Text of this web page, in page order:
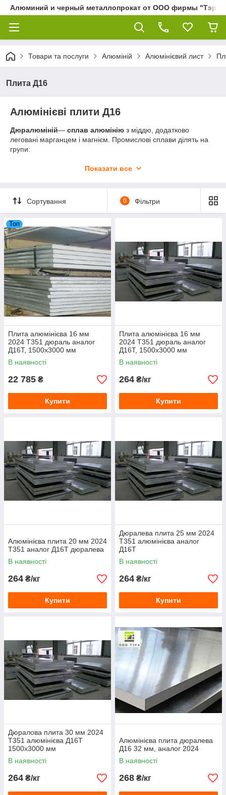
Алюминий и черный металлопрокат от ООО фирмы "Тэра"
Товари та послуги Алюміній Алюмінієвий лист
Плита Д16
Алюмінієві плити Д16
Дюралюміній— сплав алюмінію з міддю, додатково
леговані марганцем і магнієм. Промислові сплави ділять на
групи:
збільшене, порівняно з Д1, співвідношення Mg/Cu);
Д18, В65 — дюралюміній високої пластичності (зі
зниженим вмістом легуючих елементів).
Дюралюмінійзнайшов широке застосування в авіабудуванні
з-за високої міцності.
Показати все
Сортування 0 Фільтри
Топ
Плита алюмінієва 16 мм
2024 Т351 дюраль аналог
Д16Т, 1500х3000 мм
В наявності
22 785 ₴
Купити
Плита алюмінієва 16 мм
2024 Т351 дюраль аналог
Д16Т, 1500х3000 мм
В наявності
264 ₴/кг
Купити
Алюмінієва плита 20 мм 2024
Т351 аналог Д16Т дюралева
В наявності
264 ₴/кг
Купити
Дюралева плита 25 мм 2024
Т351 алюмінієва аналог
Д16Т
В наявності
264 ₴/кг
Купити
Дюралова плита 30 мм 2024
Т351 алюмінієва Д16Т
1500х3000 мм
В наявності
264 ₴/кг
Алюмінієва плита дюралева
Д16 32 мм, аналог 2024
В наявності
268 ₴/кг